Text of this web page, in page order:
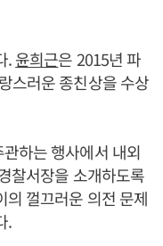
.윤희근은 2015년 파
스러운 종친상을 수상
하는 행사에서 내외
찰서장을 소개하도록
의 껄끄러운 의전 문제
.